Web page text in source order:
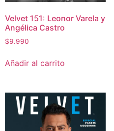
Velvet 151: Leonor Varela y
Angélica Castro
$9.990
Añadir al carrito